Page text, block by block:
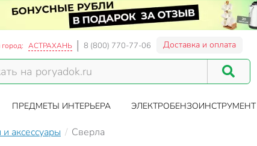
АСТРАХАНЬ 8 (800) 770-77-06 Доставка и оплата
ПРЕДМЕТЫ ИНТЕРЬЕРА ЭЛЕКТРОБЕНЗОИНСТРУМЕНТ
аксессуары Сверла